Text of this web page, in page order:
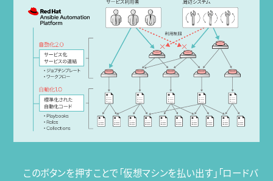
このボタンを押すことで「仮想マシンを払い出す」「ロードバ